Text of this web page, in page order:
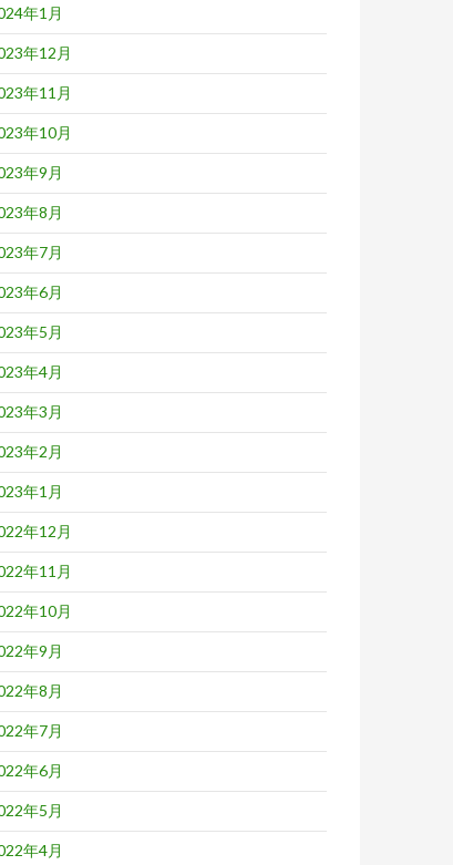
年1月
年12月
年11月
年10月
年9月
年8月
年7月
年6月
年5月
年4月
年3月
年2月
年1月
年12月
年11月
年10月
年9月
年8月
年7月
年6月
年5月
年4月